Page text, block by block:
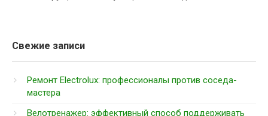
Свежие записи
Ремонт Electrolux: профессионалы против соседа-
мастера
Велотренажер: эффективный способ поддерживать